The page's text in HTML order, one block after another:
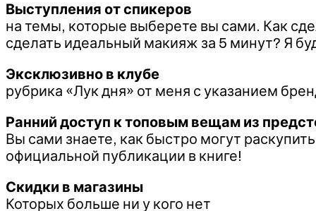
Выступления от спикеров
на темы, которые выберете вы сами. Как
сделать идеальный макияж за 5 минут? Я
Эксклюзивно в клубе
рубрика «Лук дня» от меня с указанием
Ранний доступ к топовым вещам из
Вы сами знаете, как быстро могут
официальной публикации в книге!
Скидки в магазины
Которых больше ни у кого нет